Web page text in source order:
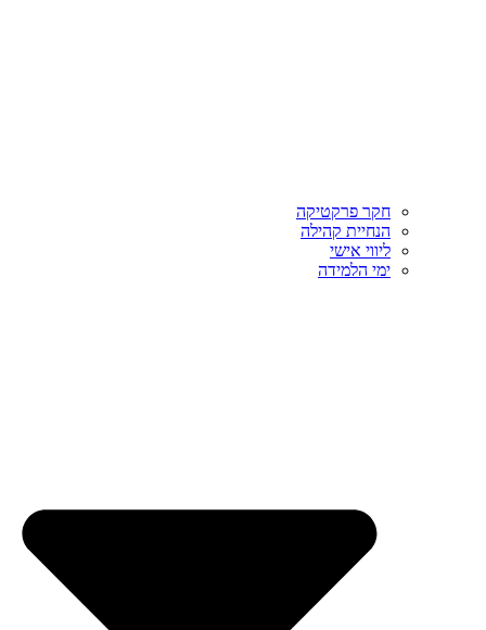
חקר פרקטיקה
הנחיית קהילה
ליווי אישי
ימי הלמידה